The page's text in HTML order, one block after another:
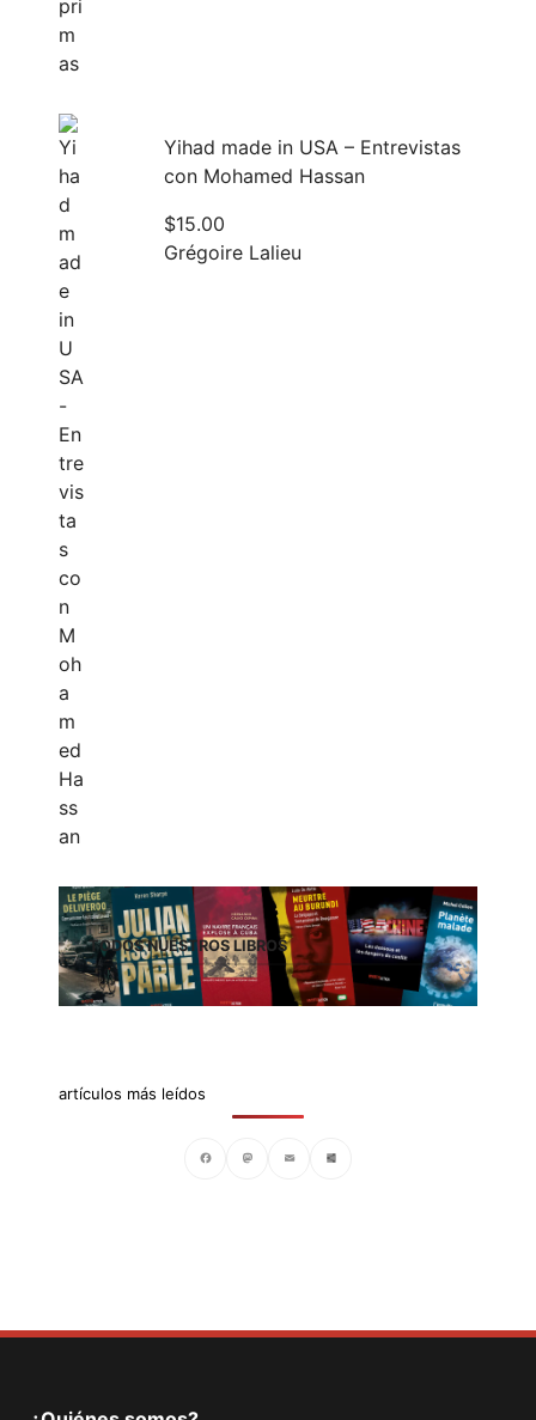
Yihad made in USA – Entrevistas
con Mohamed Hassan
$15.00
Grégoire Lalieu
TODOS NUESTROS LIBROS
artículos más leídos